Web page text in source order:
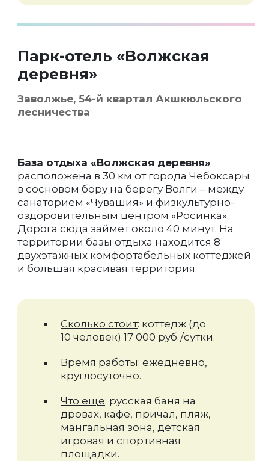
Парк-отель «Волжская
деревня»
Заволжье, 54-й квартал Акшкюльского
лесничества
База отдыха «Волжская деревня»
расположена в 30 км от города Чебоксары
в сосновом бору на берегу Волги – между
санаторием «Чувашия» и физкультурно-
оздоровительным центром «Росинка».
Дорога сюда займет около 40 минут. На
территории базы отдыха находится 8
двухэтажных комфортабельных коттеджей
и большая красивая территория.
Сколько стоит: коттедж (до
10 человек) 17 000 руб./сутки.
Время работы: ежедневно,
круглосуточно.
Что еще: русская баня на
дровах, кафе, причал, пляж,
мангальная зона, детская
игровая и спортивная
площадки.